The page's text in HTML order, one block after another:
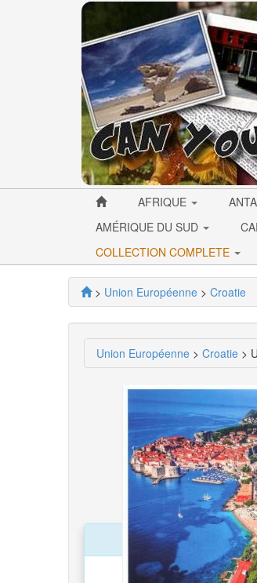
AFRIQUE
AMÉRIQUE DU SUD
COLLECTION COMPLETE
> Union Européenne > Croatie
Union Européenne > Croatie >